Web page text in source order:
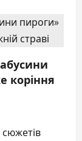
коріння